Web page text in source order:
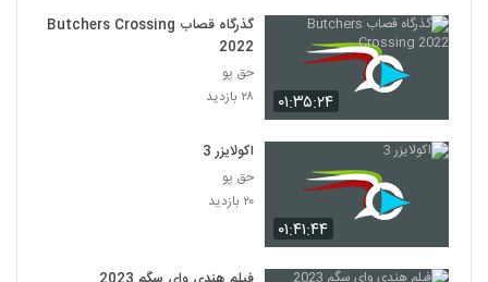
132
فیلم هندی ( گرفتار )
۱۷ بازدید
۰۱:۳۵:۲۴
گذرگاه قصاب Butchers Crossing
2022
حق پو
۲۸ بازدید
۰۱:۴۱:۴۴
اکولایزر 3
حق پو
۲۰ بازدید